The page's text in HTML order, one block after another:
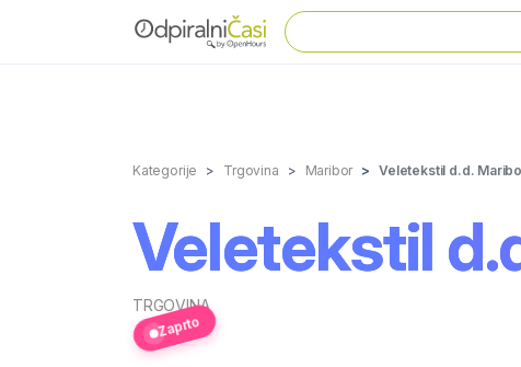
Kategorije Trgovina Maribor Veletekstil d.d.
Veletekstil
TRGOVINA
Zaprto